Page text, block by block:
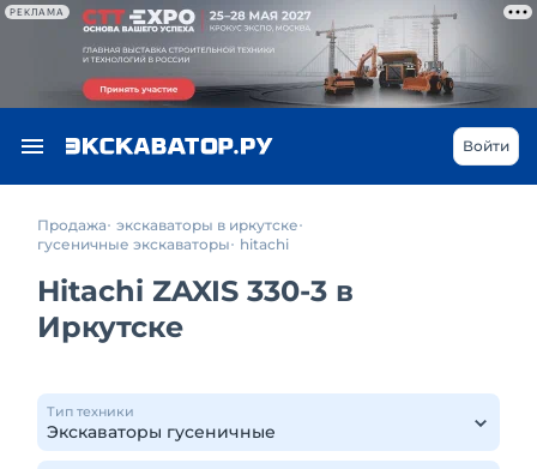
РЕКЛАМА
Войти
Продажа экскаваторы в иркутске
гусеничные экскаваторы
hitachi
Hitachi ZAXIS 330-3 в
Иркутске
Тип техники